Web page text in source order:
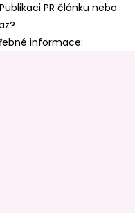
PR článku nebo
informace: